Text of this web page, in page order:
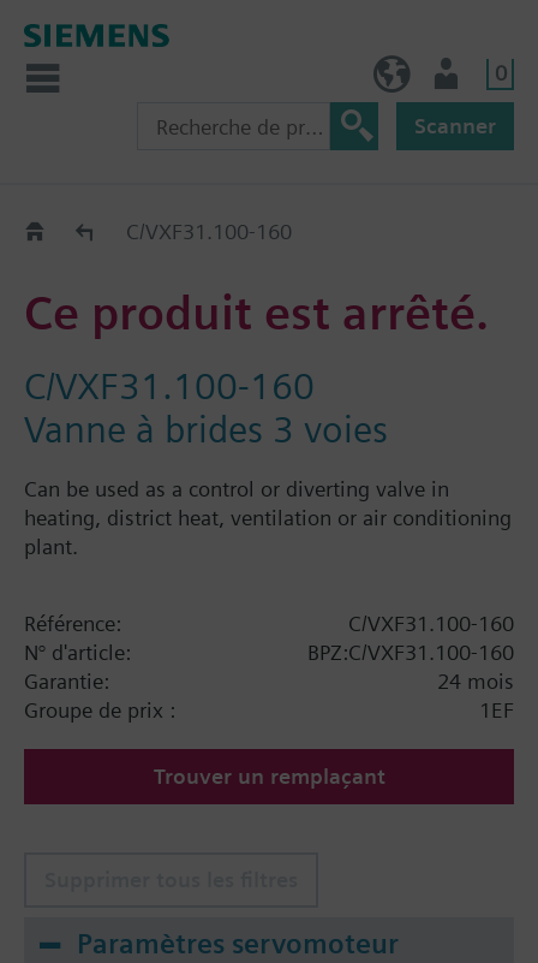
0
Scanner
Old2NewC/VXF31.100-160
Ce produit est arrêté.
C/VXF31.100-160
Vanne à brides 3 voies
Can be used as a control or diverting valve in
heating, district heat, ventilation or air conditioning
plant.
Référence:
C/VXF31.100-160
N° d'article:
BPZ:C/VXF31.100-160
Garantie:
24 mois
Groupe de prix :
1EF
Trouver un remplaçant
Paramètres servomoteur